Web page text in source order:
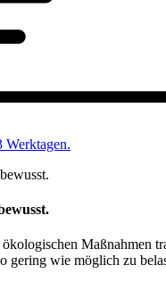
Werktagen.
Maßnahmen
gering wie möglich zu